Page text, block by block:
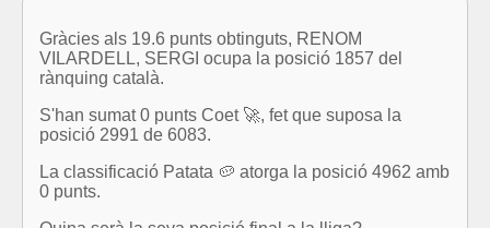
Gràcies als 19.6 punts obtinguts, RENOM
VILARDELL, SERGI ocupa la posició 1857 del
rànquing català.
S'han sumat 0 punts Coet 🚀, fet que suposa la
posició 2991 de 6083.
La classificació Patata 🥔 atorga la posició 4962 amb
0 punts.